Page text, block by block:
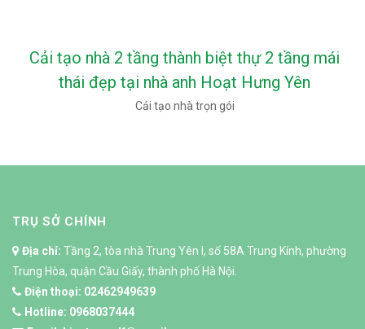
Cải tạo nhà 2 tầng thành biệt thự 2 tầng mái
thái đẹp tại nhà anh Hoạt Hưng Yên
Cải tạo nhà trọn gói
TRỤ SỞ CHÍNH
Địa chỉ: Tầng 2, tòa nhà Trung Yên I, số 58A Trung Kính, phường
Trung Hòa, quận Cầu Giấy, thành phố Hà Nội.
Điện thoại: 02462949639
Hotline: 0968037444